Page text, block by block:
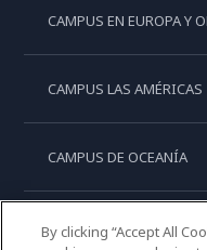
CAMPUS EN EUROPA Y
CAMPUS LAS AMÉRICAS
CAMPUS DE OCEANÍA
CAMPUS DE ASIA
By clicking “Accept All